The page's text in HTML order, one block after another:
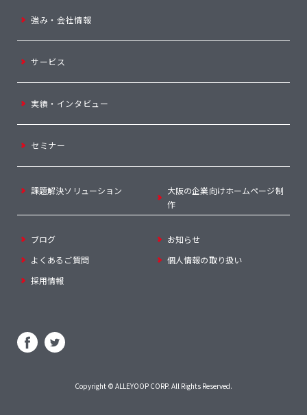
強み・会社情報
サービス
実績・インタビュー
セミナー
課題解決ソリューション
大阪の企業向けホームページ制
作
ブログ
お知らせ
よくあるご質問
個人情報の取り扱い
採用情報
Copyright © ALLEYOOP CORP. All Rights Reserved.